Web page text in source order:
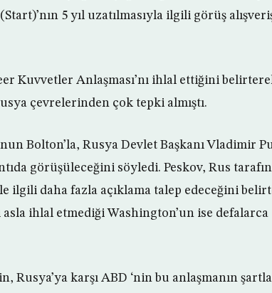
5 yıl uzatılmasıyla ilgili görüş
Kuvvetler Anlaşması’nı ihlal ettiğini
çevrelerinden çok tepki almıştı.
Bolton’la, Rusya Devlet Başkanı Vladimir
görüşüleceğini söyledi. Peskov, Rus
ilgili daha fazla açıklama talep edeceğini
asla ihlal etmediği Washington’un ise defalarca
Rusya’ya karşı ABD ‘nin bu anlaşmanın